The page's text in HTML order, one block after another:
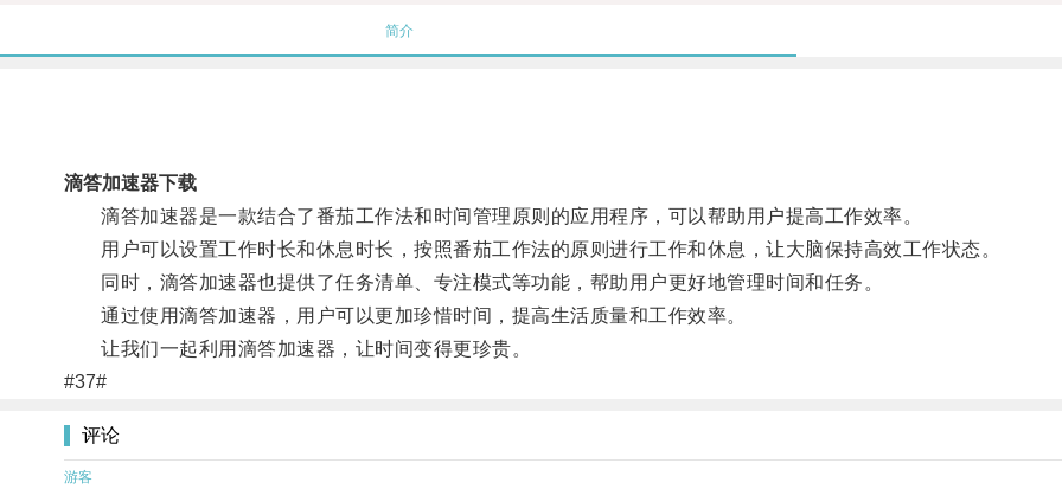
简介
滴答加速器下载
滴答加速器是一款结合了番茄工作法和时间管理原则的应用程序，可以帮助用户提高工作效率。
用户可以设置工作时长和休息时长，按照番茄工作法的原则进行工作和休息，让大脑保持高效工作状态。
同时，滴答加速器也提供了任务清单、专注模式等功能，帮助用户更好地管理时间和任务。
通过使用滴答加速器，用户可以更加珍惜时间，提高生活质量和工作效率。
让我们一起利用滴答加速器，让时间变得更珍贵。
#37#
评论
游客